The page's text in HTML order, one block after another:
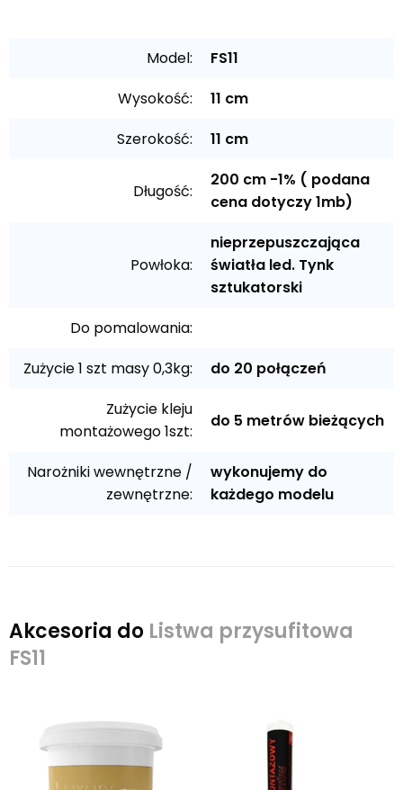
Model:
FS11
Wysokość:
11 cm
Szerokość:
11 cm
Długość:
200 cm -1% ( podana
cena dotyczy 1mb)
Powłoka:
nieprzepuszczająca
światła led. Tynk
sztukatorski
Do pomalowania:
Zużycie 1 szt masy 0,3kg:
do 20 połączeń
Zużycie kleju
montażowego 1szt:
do 5 metrów bieżących
Narożniki wewnętrzne /
zewnętrzne:
wykonujemy do
każdego modelu
Akcesoria do Listwa przysufitowa
FS11